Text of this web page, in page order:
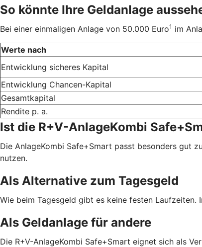
So könnte Ihre Geldanlage
Bei einer einmaligen Anlage von 50.000 Euro1 im
Werte nach
Entwicklung sicheres Kapital
Entwicklung Chancen-Kapital
Gesamtkapital
Rendite p. a.
Ist die R+V-AnlageKombi
Die AnlageKombi Safe+Smart passt besonders gut
nutzen.
Als Alternative zum Tagesgeld
Wie beim Tagesgeld gibt es keine festen
Als Geldanlage für andere
Die R+V-AnlageKombi Safe+Smart eignet sich als